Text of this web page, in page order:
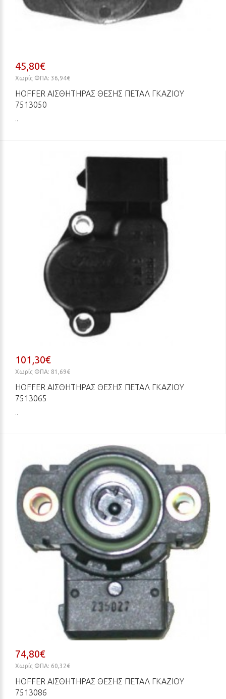
45,80€
Χωρίς ΦΠΑ: 36,94€
HOFFER ΑΙΣΘΗΤΉΡΑΣ ΘΈΣΗΣ ΠΕΤΑΛ ΓΚΑΖΙΟΎ
7513050
..
101,30€
Χωρίς ΦΠΑ: 81,69€
HOFFER ΑΙΣΘΗΤΉΡΑΣ ΘΈΣΗΣ ΠΕΤΑΛ ΓΚΑΖΙΟΎ
7513065
..
74,80€
Χωρίς ΦΠΑ: 60,32€
HOFFER ΑΙΣΘΗΤΉΡΑΣ ΘΈΣΗΣ ΠΕΤΑΛ ΓΚΑΖΙΟΎ
7513086